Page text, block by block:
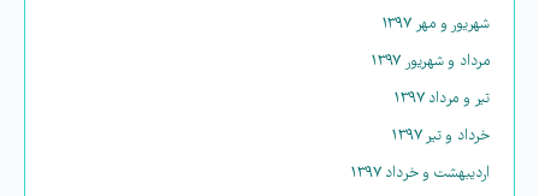
شهریور و مهر ۱۳۹۷
مرداد و شهریور ۱۳۹۷
تیر و مرداد ۱۳۹۷
خرداد و تیر ۱۳۹۷
اردیبهشت و خرداد ۱۳۹۷